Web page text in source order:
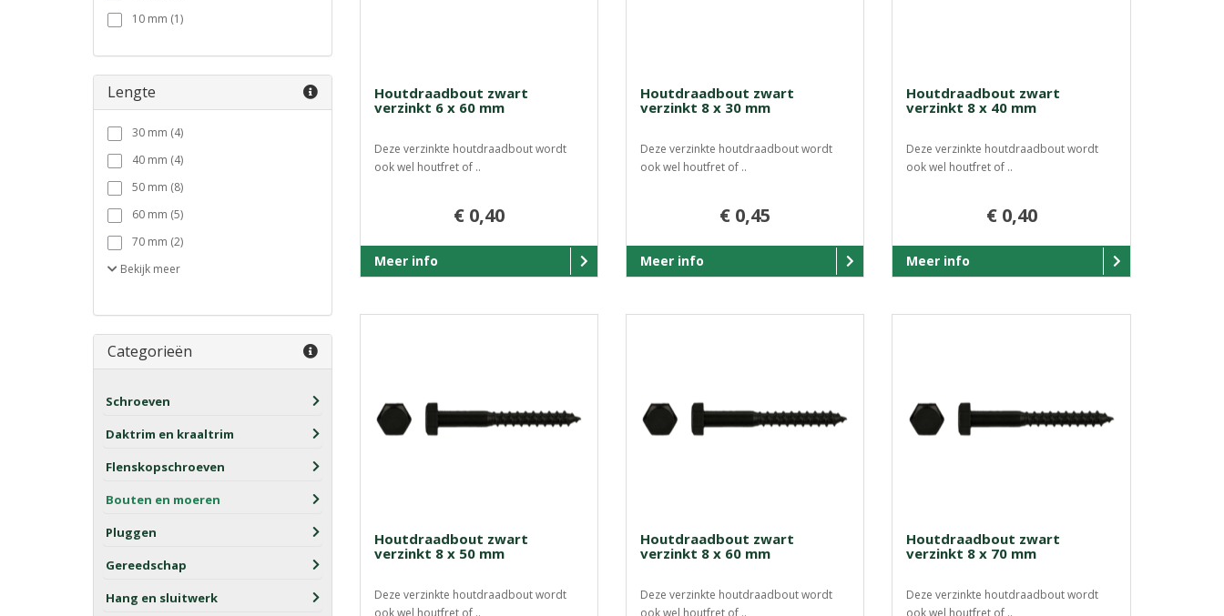
10 mm (1)
Lengte
30 mm (4)
40 mm (4)
50 mm (8)
60 mm (5)
70 mm (2)
Bekijk meer
Categorieën
Schroeven
Daktrim en kraaltrim
Flenskopschroeven
Bouten en moeren
Pluggen
Gereedschap
Hang en sluitwerk
Houtdraadbout zwart
verzinkt 6 x 60 mm
Deze verzinkte houtdraadbout wordt
ook wel houtfret of ..
€ 0,40
Meer info
Houtdraadbout zwart
verzinkt 8 x 30 mm
Deze verzinkte houtdraadbout wordt
ook wel houtfret of ..
€ 0,45
Meer info
Houtdraadbout zwart
verzinkt 8 x 40 mm
Deze verzinkte houtdraadbout wordt
ook wel houtfret of ..
€ 0,40
Meer info
Houtdraadbout zwart
verzinkt 8 x 50 mm
Deze verzinkte houtdraadbout wordt
ook wel houtfret of ..
Houtdraadbout zwart
verzinkt 8 x 60 mm
Deze verzinkte houtdraadbout wordt
ook wel houtfret of ..
Houtdraadbout zwart
verzinkt 8 x 70 mm
Deze verzinkte houtdraadbout wordt
ook wel houtfret of ..